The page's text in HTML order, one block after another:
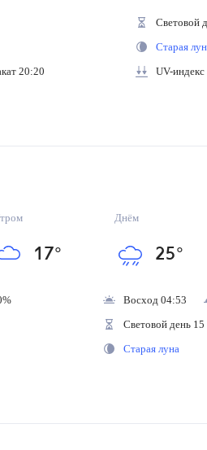
20:20
Световой
Старая
UV-индекс
17°
Днём
25°
%
Восход 04:53
Световой день
Старая луна